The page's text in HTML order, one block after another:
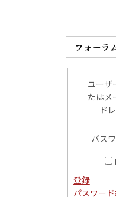
フォーラ
ユーザ
たはメ
ド
パス
登録
パスワー